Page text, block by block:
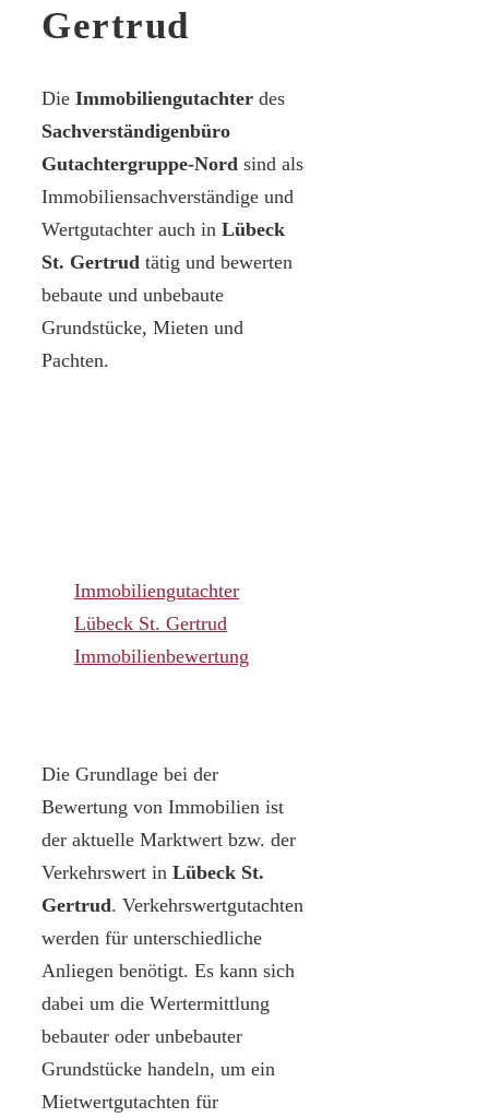
Gertrud
Die Immobiliengutachter des
Sachverständigenbüro
Gutachtergruppe-Nord sind als
Immobiliensachverständige und
Wertgutachter auch in Lübeck
St. Gertrud tätig und bewerten
bebaute und unbebaute
Grundstücke, Mieten und
Pachten.
Immobiliengutachter
Lübeck St. Gertrud
Immobilienbewertung
Die Grundlage bei der
Bewertung von Immobilien ist
der aktuelle Marktwert bzw. der
Verkehrswert in Lübeck St.
Gertrud. Verkehrswertgutachten
werden für unterschiedliche
Anliegen benötigt. Es kann sich
dabei um die Wertermittlung
bebauter oder unbebauter
Grundstücke handeln, um ein
Mietwertgutachten für